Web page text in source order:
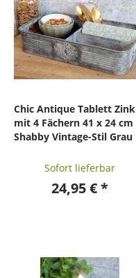
Chic Antique Tablett Zink
mit 4 Fächern 41 x 24 cm
Shabby Vintage-Stil Grau
Sofort lieferbar
24,95 € *